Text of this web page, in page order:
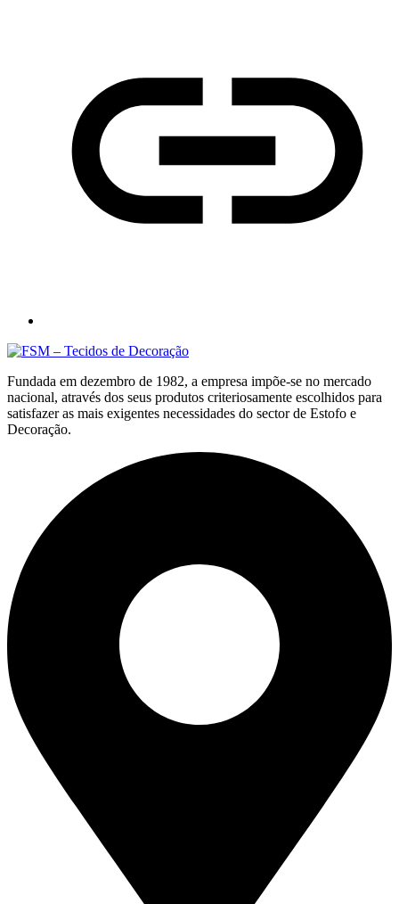
Fundada em dezembro de 1982, a empresa impõe-se no mercado
nacional, através dos seus produtos criteriosamente escolhidos para
satisfazer as mais exigentes necessidades do sector de Estofo e
Decoração.